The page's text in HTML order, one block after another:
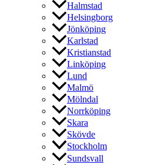
Halmstad
Helsingborg
Jönköping
Karlstad
Kristianstad
Linköping
Lund
Malmö
Mölndal
Norrköping
Skara
Skövde
Stockholm
Sundsvall